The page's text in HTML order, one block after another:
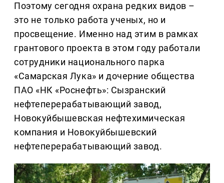
Поэтому сегодня охрана редких видов –
это не только работа ученых, но и
просвещение. Именно над этим в рамках
грантового проекта в этом году работали
сотрудники национального парка
«Самарская Лука» и дочерние общества
ПАО «НК «Роснефть»: Сызранский
нефтеперерабатывающий завод,
Новокуйбышевская нефтехимическая
компания и Новокуйбышевский
нефтеперерабатывающий завод.